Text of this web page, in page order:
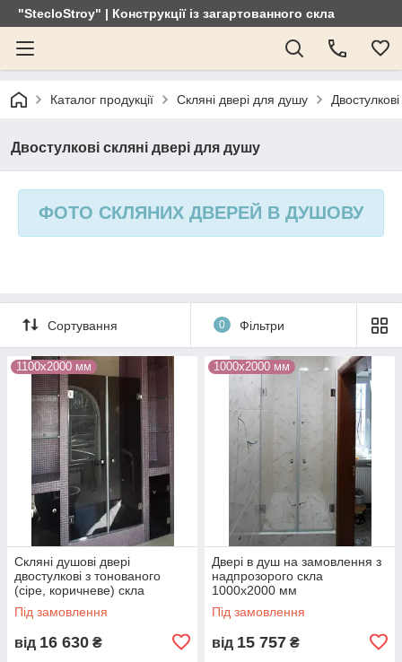
"StecloStroy" | Конструкції із загартованного скла
Каталог продукції Скляні двері для душу
Двостулкові скляні двері для душу
ФОТО СКЛЯНИХ ДВЕРЕЙ В ДУШОВУ
Сортування 0 Фільтри
1100х2000 мм
Скляні душові двері
двостулкові з тонованого
(сіре, коричневе) скла
Під замовлення
від 16 630 ₴
1000х2000 мм
Двері в душ на замовлення з
надпрозорого скла
1000х2000 мм
Під замовлення
від 15 757 ₴